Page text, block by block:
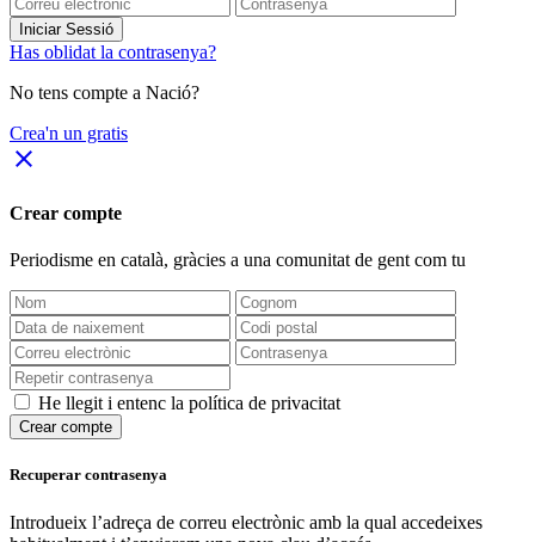
Iniciar Sessió
Has oblidat la contrasenya?
No tens compte a Nació?
Crea'n un gratis
close
Crear compte
Periodisme en català, gràcies a una comunitat de gent com tu
He llegit i entenc la política de privacitat
Crear compte
Recuperar contrasenya
Introdueix l’adreça de correu electrònic amb la qual accedeixes